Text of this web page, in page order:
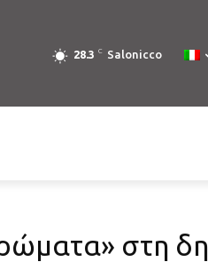
28.3 C Salonicco
στη